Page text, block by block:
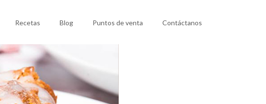
Recetas Blog Puntos de venta Contáctanos